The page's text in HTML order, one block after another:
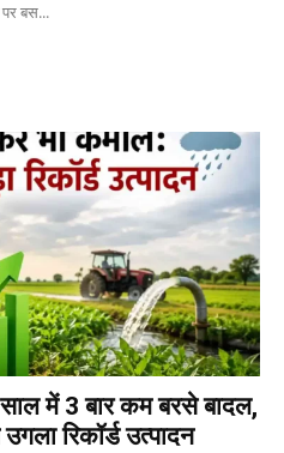
बस...
में 3 बार कम बरसे बादल,
रिकॉर्ड उत्पादन